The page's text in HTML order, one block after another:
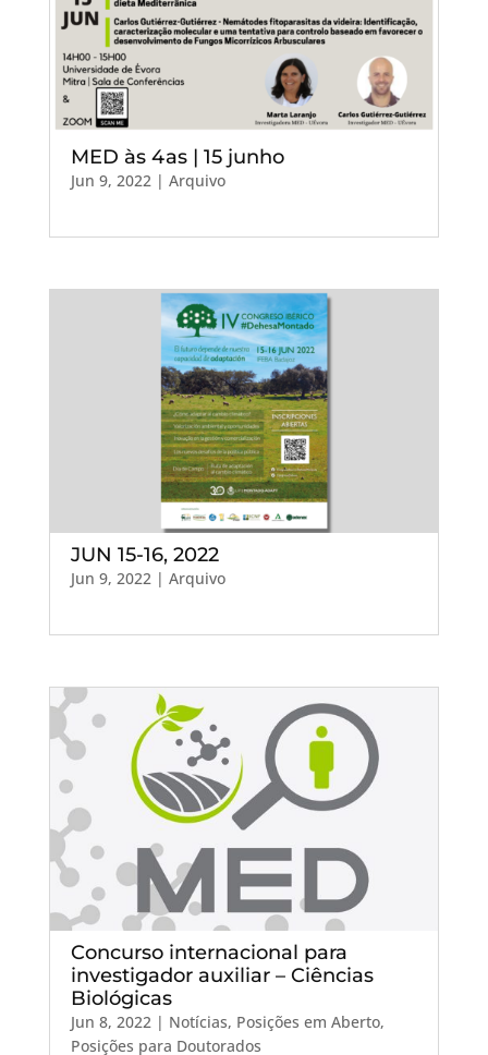
MED às 4as | 15 junho
Jun 9, 2022| Arquivo
JUN 15-16, 2022
Jun 9, 2022 | Arquivo
Concurso internacional para
investigador auxiliar – Ciências
Biológicas
Jun 8, 2022 | Notícias, Posições em Aberto,
Posições para Doutorados